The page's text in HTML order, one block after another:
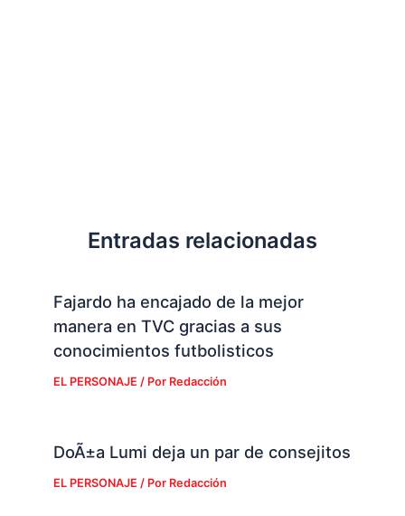
Entradas relacionadas
Fajardo ha encajado de la mejor
manera en TVC gracias a sus
conocimientos futbolisticos
EL PERSONAJE / Por Redacción
DoÃ±a Lumi deja un par de consejitos
EL PERSONAJE / Por Redacción